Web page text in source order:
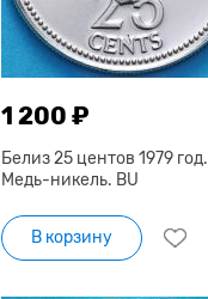
1 200 ₽
Белиз 25 центов 1979 год.
Медь-никель. BU
В корзину